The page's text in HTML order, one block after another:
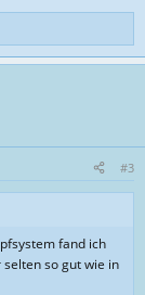
#3
fand ich
so gut wie in